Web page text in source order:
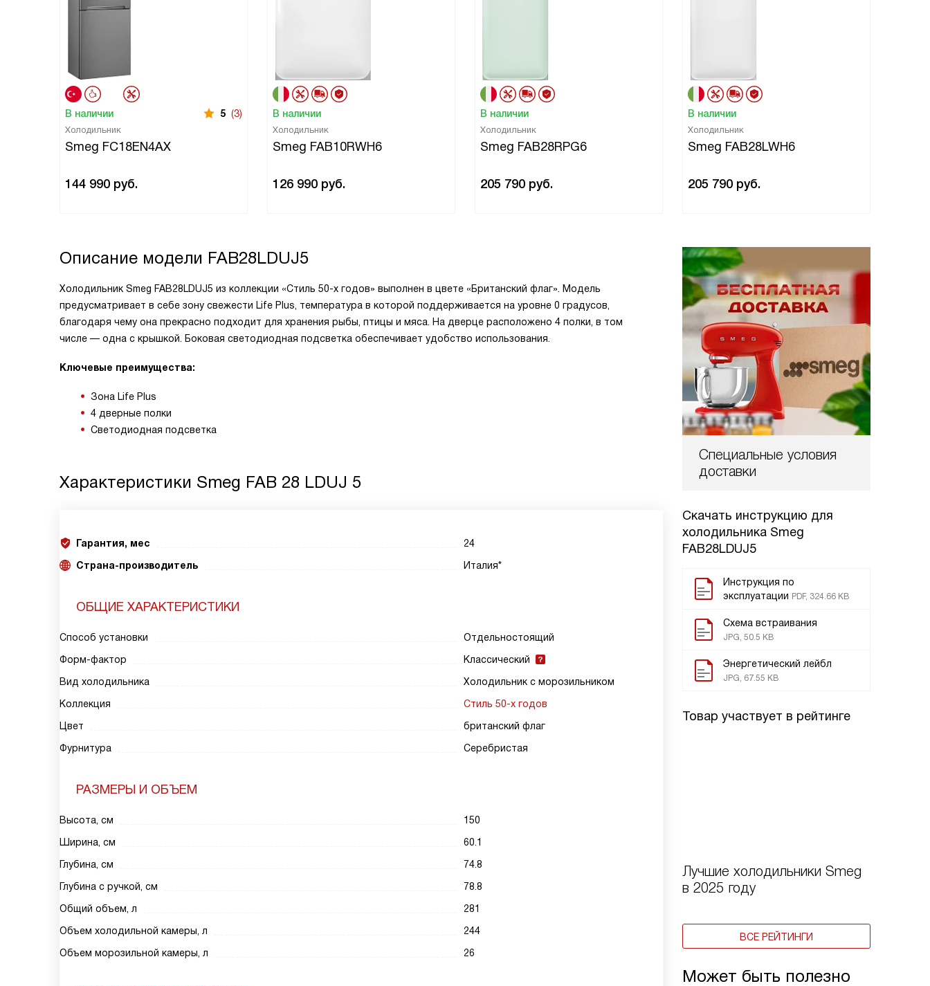
В наличии 5 (3)
Холодильник
Smeg FC18EN4AX
144 990 руб.
В наличии
Холодильник
Smeg FAB10RWH6
126 990 руб.
В наличии
Холодильник
Smeg FAB28RPG6
205 790 руб.
В наличии
Холодильник
Smeg FAB28LWH6
205 790 руб.
Специальные условия
доставки
Скачать инструкцию для
холодильника Smeg
FAB28LDUJ5
Инструкция по
эксплуатации PDF, 324.66 KB
Схема встраивания
JPG, 50.5 KB
Энергетический лейбл
JPG, 67.55 KB
Товар участвует в рейтинге
Лучшие холодильники Smeg
в 2025 году
ВСЕ РЕЙТИНГИ
Может быть полезно
Описание модели FAB28LDUJ5
Холодильник Smeg FAB28LDUJ5 из коллекции «Стиль 50-х годов» выполнен в цвете «Британский флаг». Модель
предусматривает в себе зону свежести Life Plus, температура в которой поддерживается на уровне 0 градусов,
благодаря чему она прекрасно подходит для хранения рыбы, птицы и мяса. На дверце расположено 4 полки, в том
числе — одна с крышкой. Боковая светодиодная подсветка обеспечивает удобство использования.
Ключевые преимущества:
Зона Life Plus
4 дверные полки
Светодиодная подсветка
Характеристики Smeg FAB 28 LDUJ 5
Гарантия, мес
24
Страна-производитель
Италия*
ОБЩИЕ ХАРАКТЕРИСТИКИ
Способ установки
Отдельностоящий
Форм-фактор
Классический
Вид холодильника
Холодильник с морозильником
Коллекция
Стиль 50-х годов
Цвет
британский флаг
Фурнитура
Серебристая
РАЗМЕРЫ И ОБЪЕМ
Высота, см
150
Ширина, см
60.1
Глубина, см
74.8
Глубина с ручкой, см
78.8
Общий объем, л
281
Объем холодильной камеры, л
244
Объем морозильной камеры, л
26